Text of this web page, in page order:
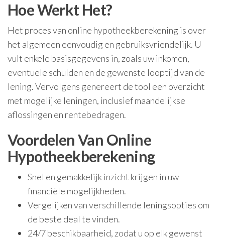
Hoe Werkt Het?
Het proces van online hypotheekberekening is over
het algemeen eenvoudig en gebruiksvriendelijk. U
vult enkele basisgegevens in, zoals uw inkomen,
eventuele schulden en de gewenste looptijd van de
lening. Vervolgens genereert de tool een overzicht
met mogelijke leningen, inclusief maandelijkse
aflossingen en rentebedragen.
Voordelen Van Online
Hypotheekberekening
Snel en gemakkelijk inzicht krijgen in uw
financiële mogelijkheden.
Vergelijken van verschillende leningsopties om
de beste deal te vinden.
24/7 beschikbaarheid, zodat u op elk gewenst